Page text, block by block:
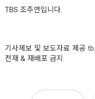
TBS 조주연입니다.
기사제보 및 보도자료 제공
전재 & 재배포 금지